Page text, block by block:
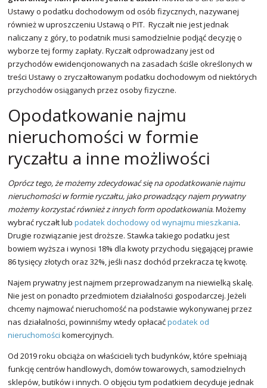
Ustawy o podatku dochodowym od osób fizycznych, nazywanej
również w uproszczeniu Ustawą o PIT. Ryczałt nie jest jednak
naliczany z góry, to podatnik musi samodzielnie podjąć decyzję o
wyborze tej formy zapłaty. Ryczałt odprowadzany jest od
przychodów ewidencjonowanych na zasadach ściśle określonych w
treści Ustawy o zryczałtowanym podatku dochodowym od niektórych
przychodów osiąganych przez osoby fizyczne.
Opodatkowanie najmu
nieruchomości w formie
ryczałtu a inne możliwości
Oprócz tego, że możemy zdecydować się na opodatkowanie najmu
nieruchomości w formie ryczałtu, jako prowadzący najem prywatny
możemy korzystać również z innych form opodatkowania. Możemy
wybrać ryczałt lub podatek dochodowy od wynajmu mieszkania.
Drugie rozwiązanie jest droższe. Stawka takiego podatku jest
bowiem wyższa i wynosi 18% dla kwoty przychodu sięgającej prawie
86 tysięcy złotych oraz 32%, jeśli nasz dochód przekracza tę kwotę.
Najem prywatny jest najmem przeprowadzanym na niewielką skalę.
Nie jest on ponadto przedmiotem działalności gospodarczej. Jeżeli
chcemy najmować nieruchomość na podstawie wykonywanej przez
nas działalności, powinniśmy wtedy opłacaćpodatek od
nieruchomości komercyjnych.
Od 2019 roku obciąża on właścicieli tych budynków, które spełniają
funkcję centrów handlowych, domów towarowych, samodzielnych
sklepów, butików i innych. O objęciu tym podatkiem decyduje jednak